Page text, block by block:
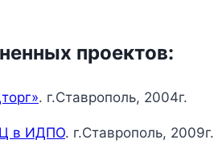
проектов:
. г.Ставрополь, 2004г.
в ИДПО. г.Ставрополь, 2009г.